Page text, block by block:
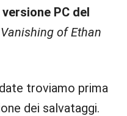
PC del
Vanishing of Ethan
troviamo prima
dei salvataggi.